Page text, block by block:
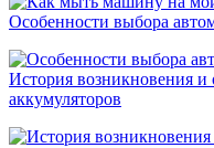
Особенности выбора
История возникновения и
аккумуляторов